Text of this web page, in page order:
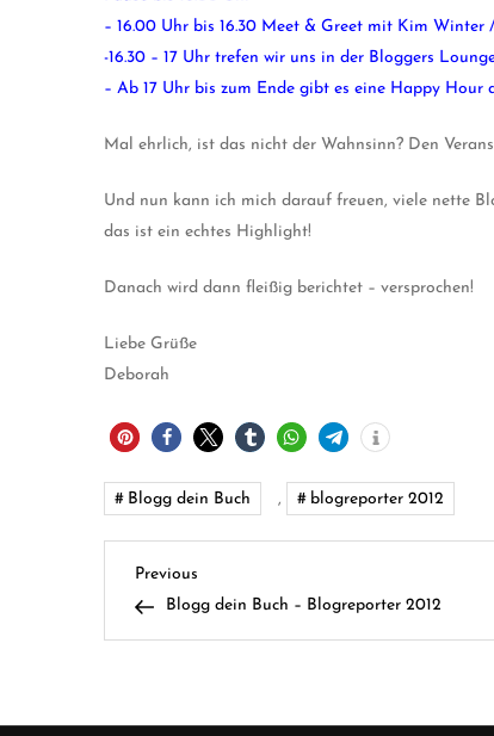
– 16.00 Uhr bis 16.30 Meet & Greet mit Kim Winter
-16.30 – 17 Uhr trefen wir uns in der Bloggers
– Ab 17 Uhr bis zum Ende gibt es eine Happy Hour
Mal ehrlich, ist das nicht der Wahnsinn? Den
Und nun kann ich mich darauf freuen, viele nette
das ist ein echtes Highlight!
Danach wird dann fleißig berichtet – versprochen!
Liebe Grüße
Deborah
Blogg dein Buch , blogreporter 2012
B
e
Previous
Post
Previous
Blogg dein Buch – Blogreporter 2012